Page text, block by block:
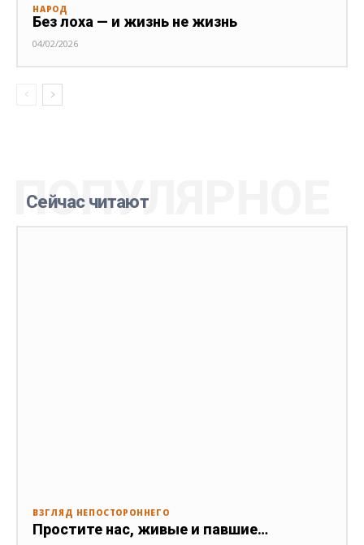
НАРОД
Без лоха — и жизнь не жизнь
04/02/2026
Сейчас читают
ПОПУЛЯРНОЕ
ВЗГЛЯД НЕПОСТОРОННЕГО
Простите нас, живые и павшие…